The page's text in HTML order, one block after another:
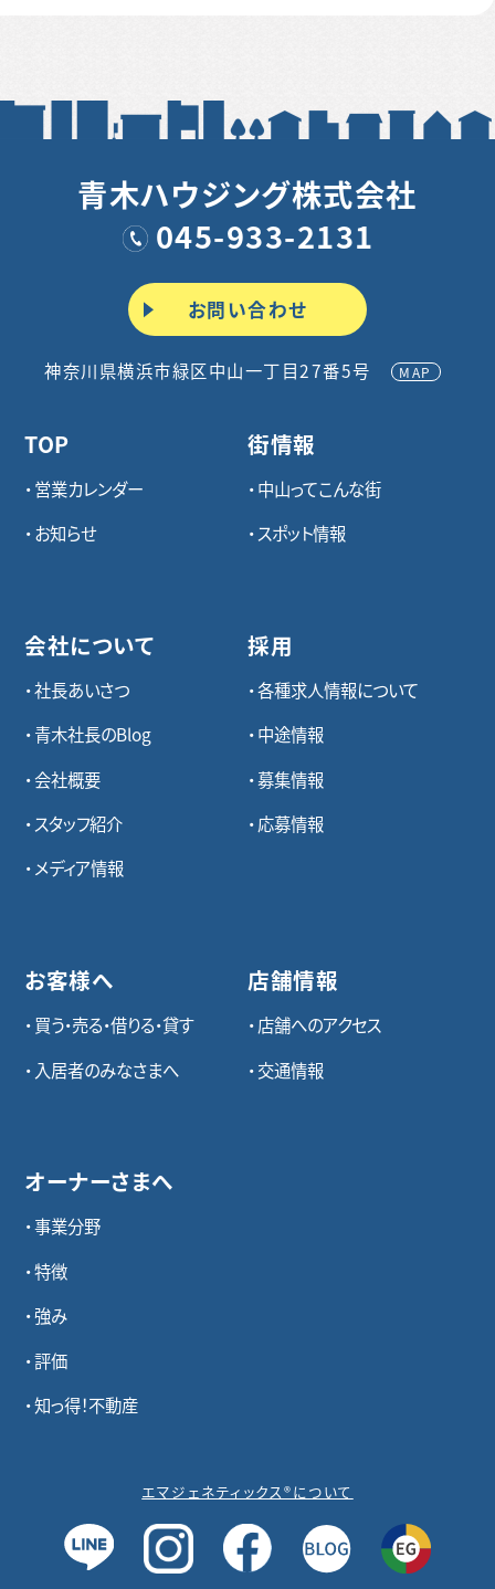
青木ハウジング株式会社
045-933-2131
お問い合わせ
神奈川県横浜市緑区中山一丁目27番5号 MAP
TOP
営業カレンダー
お知らせ
会社について
社長あいさつ
青木社長のBlog
会社概要
スタッフ紹介
メディア情報
お客様へ
買う・売る・借りる・貸す
入居者のみなさまへ
オーナーさまへ
事業分野
特徴
強み
評価
知っ得！不動産
街情報
中山ってこんな街
スポット情報
採用
各種求⼈情報について
中途情報
募集情報
応募情報
店舗情報
店舗へのアクセス
交通情報
エマジェネティックス®について